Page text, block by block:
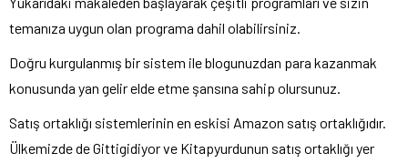
temanıza uygun olan programa dahil olabilirsiniz.
Doğru kurgulanmış bir sistem ile blogunuzdan para kazanmak
konusunda yan gelir elde etme şansına sahip olursunuz.
Satış ortaklığı sistemlerinin en eskisi Amazon satış ortaklığıdır.
Ülkemizde de Gittigidiyor ve Kitapyurdunun satış ortaklığı yer